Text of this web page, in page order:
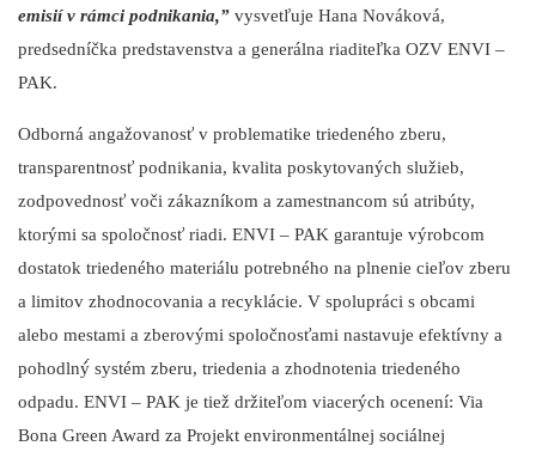
emisií v rámci podnikania,” vysvetľuje Hana Nováková,
predsedníčka predstavenstva a generálna riaditeľka OZV ENVI –
PAK.
Odborná angažovanosť v problematike triedeného zberu,
transparentnosť podnikania, kvalita poskytovaných služieb,
zodpovednosť voči zákazníkom a zamestnancom sú atribúty,
ktorými sa spoločnosť riadi. ENVI – PAK garantuje výrobcom
dostatok triedeného materiálu potrebného na plnenie cieľov zberu
a limitov zhodnocovania a recyklácie. V spolupráci s obcami
alebo mestami a zberovými spoločnosťami nastavuje efektívny a
pohodlný́ systém zberu, triedenia a zhodnotenia triedeného
odpadu. ENVI – PAK je tiež držiteľom viacerých ocenení: Via
Bona Green Award za Projekt environmentálnej sociálnej